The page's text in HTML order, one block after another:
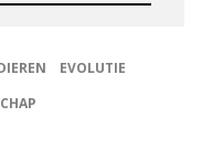
EVOLUTIE